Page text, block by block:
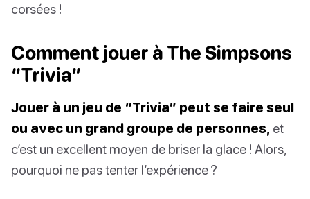
corsées !
Comment jouer à The Simpsons
“Trivia”
Jouer à un jeu de “Trivia” peut se faire seul
ou avec un grand groupe de personnes, et
c’est un excellent moyen de briser la glace ! Alors,
pourquoi ne pas tenter l’expérience ?